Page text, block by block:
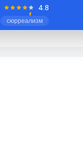
4.8
сюрреализм